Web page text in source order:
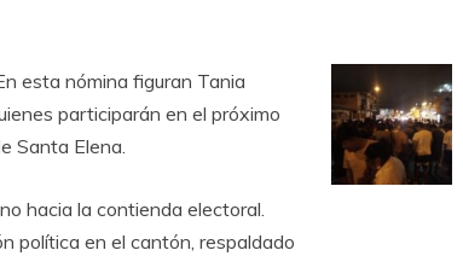
esta nómina figuran Tania
participarán en el próximo
Santa Elena.
hacia la contienda electoral.
política en el cantón, respaldado